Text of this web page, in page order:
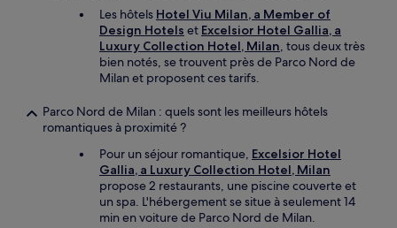
Les hôtels Hotel Viu Milan, a Member of
Design Hotels et Excelsior Hotel Gallia, a
Luxury Collection Hotel, Milan, tous deux très
bien notés, se trouvent près de Parco Nord de
Milan et proposent ces tarifs.
Parco Nord de Milan : quels sont les meilleurs hôtels
romantiques à proximité ?
Pour un séjour romantique, Excelsior Hotel
Gallia, a Luxury Collection Hotel, Milan
propose 2 restaurants, une piscine couverte et
un spa. L'hébergement se situe à seulement 14
min en voiture de Parco Nord de Milan.